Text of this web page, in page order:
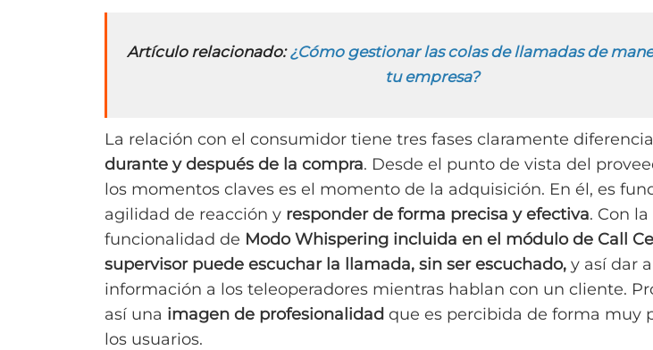
Artículo relacionado:¿Cómo gestionar las colas de llamadas de
tu empresa?
La relación con el consumidor tiene tres fases claramente
durante y después de la compra. Desde el punto de vista del
los momentos claves es el momento de la adquisición. En él, es
agilidad de reacción y responder de forma precisa y efectiva. Con la
funcionalidad de Modo Whispering incluida en el módulo de Call
supervisor puede escuchar la llamada, sin ser escuchado, y así dar
información a los teleoperadores mientras hablan con un cliente.
así una imagen de profesionalidad que es percibida de forma muy
los usuarios.